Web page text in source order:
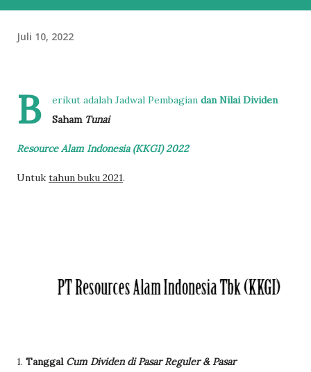
Juli 10, 2022
B erikut adalah Jadwal Pembagian dan NilaiDividen
SahamTunai
Resource Alam Indonesia (KKGI) 2022
Untuk tahun buku 2021.
1. Tanggal Cum Dividen di Pasar Reguler & Pasar